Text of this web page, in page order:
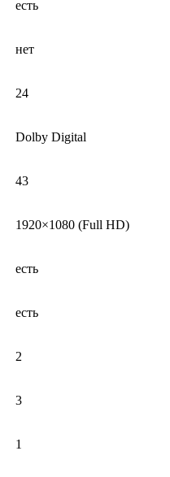
есть
нет
24
Dolby Digital
43
1920×1080 (Full HD)
есть
есть
2
3
1